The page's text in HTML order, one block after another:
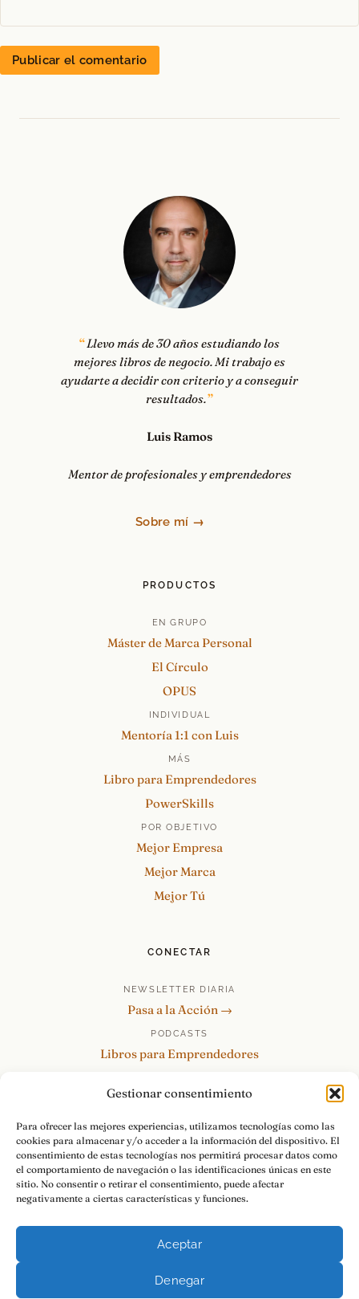
Gestionar consentimiento
Para ofrecer las mejores experiencias, utilizamos tecnologías como las
cookies para almacenar y/o acceder a la información del dispositivo. El
consentimiento de estas tecnologías nos permitirá procesar datos como
el comportamiento de navegación o las identificaciones únicas en este
sitio. No consentir o retirar el consentimiento, puede afectar
negativamente a ciertas características y funciones.
Aceptar
Denegar
Llevo más de 30 años estudiando los
mejores libros de negocio. Mi trabajo es
ayudarte a decidir con criterio y a conseguir
resultados.
Luis Ramos
Mentor de profesionales y emprendedores
Sobre mí →
PRODUCTOS
EN GRUPO
Máster de Marca Personal
El Círculo
OPUS
INDIVIDUAL
Mentoría 1:1 con Luis
MÁS
Libro para Emprendedores
PowerSkills
POR OBJETIVO
Mejor Empresa
Mejor Marca
Mejor Tú
CONECTAR
NEWSLETTER DIARIA
Pasa a la Acción →
PODCASTS
Libros para Emprendedores
re:Invéntate / PowerSkills
MENTOR360
HABLAMOS
Contacto y consultas →
Aviso LegalPrivacidad